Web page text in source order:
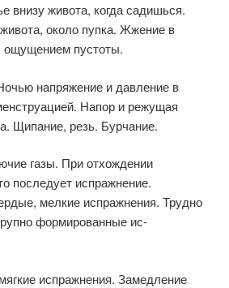
внизу живота, когда садишься.
около пупка. Жжение в
ощущением пустоты.
напряжение и давление в
Напор и режущая
Щипание, резь. Бурчание.
газы. При отхождении
последует испражнение.
мелкие испражнения. Трудно
формированные ис­
испражнения. Замедление